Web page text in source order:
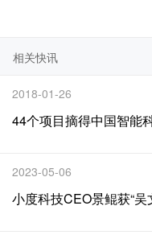
相关快讯
2018-01-26
44个项目摘得中国智能
2023-05-06
小度科技CEO景鲲获“